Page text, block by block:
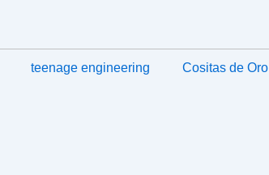
teenage engineering Cositas de Oro